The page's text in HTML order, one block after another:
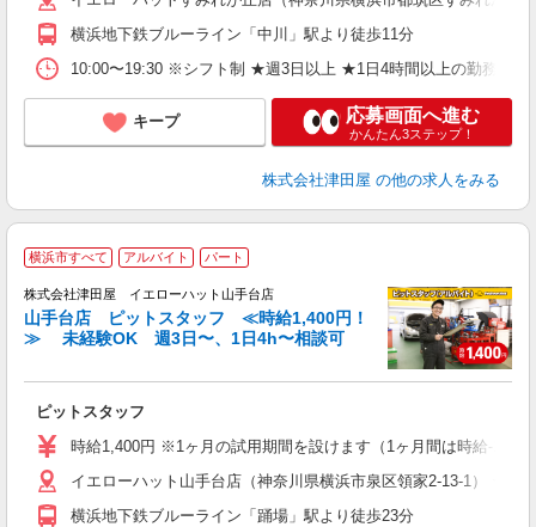
横浜地下鉄ブルーライン「中川」駅より徒歩11分
10:00〜19:30 ※シフト制 ★週3日以上 ★1日4時間以上の勤務で応
キープ 応募画面へ進む
かんたん3ステップ！
株式会社津田屋 の他の求人をみる
横浜市すべて アルバイト パート
株式会社津田屋 イエローハット山手台店
山手台店 ピットスタッフ ≪時給1,400円！
≫ 未経験OK 週3日〜、1日4h〜相談可
ピットスタッフ
時給1,400円 ※1ヶ月の試用期間を設けます（1ヶ月間は時給-100
イエローハット山手台店（神奈川県横浜市泉区領家2-13-1） ★
横浜地下鉄ブルーライン「踊場」駅より徒歩23分